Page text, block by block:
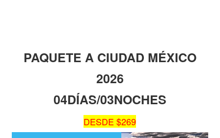
PAQUETE A CIUDAD MÉXICO
2026
04DÍAS/03NOCHES
DESDE $269